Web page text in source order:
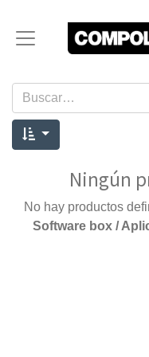
Ningún
No hay productos
Software box /